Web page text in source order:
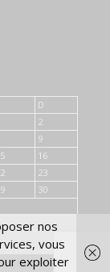
D
2
9
16
23
30
nos
vous
exploiter